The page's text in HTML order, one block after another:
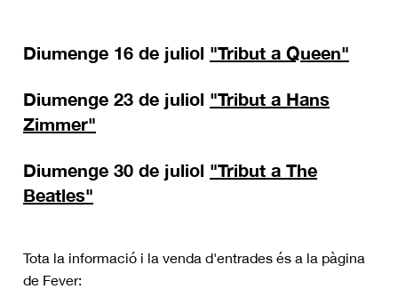
Diumenge 16 de juliol "Tribut a Queen"
Diumenge 23 de juliol "Tribut a Hans
Zimmer"
Diumenge 30 de juliol "Tribut a The
Beatles"
Tota la informació i la venda d'entrades és a la pàgina
de Fever: